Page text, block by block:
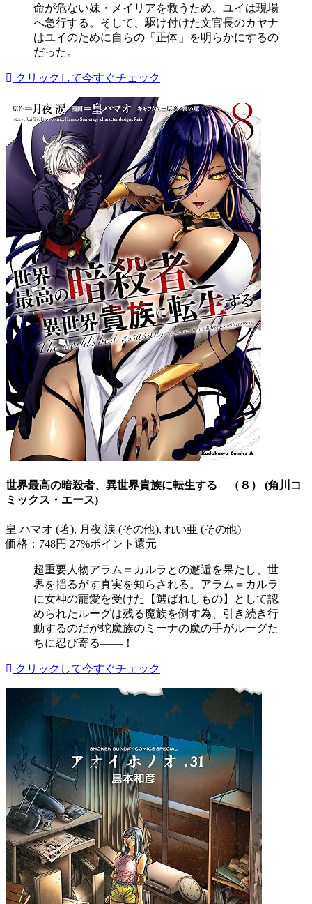
命が危ない妹・メイリアを救うため、ユイは現場
へ急行する。そして、駆け付けた文官長のカヤナ
はユイのために自らの「正体」を明らかにするの
だった。
クリックして今すぐチェック
世界最高の暗殺者、異世界貴族に転生する （８） (角川コ
ミックス・エース)
皇 ハマオ (著), 月夜 涙 (その他), れい亜 (その他)
価格：748円 27%ポイント還元
超重要人物アラム＝カルラとの邂逅を果たし、世
界を揺るがす真実を知らされる。アラム＝カルラ
に女神の寵愛を受けた【選ばれしもの】として認
められたルーグは残る魔族を倒す為、引き続き行
動するのだが蛇魔族のミーナの魔の手がルーグた
ちに忍び寄る――！
クリックして今すぐチェック